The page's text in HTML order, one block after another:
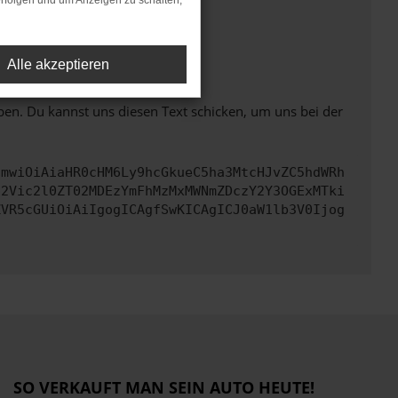
unterstützt werden.
Du kannst uns diesen Text schicken, um uns bei der
SO VERKAUFT MAN SEIN AUTO HEUTE!
Alle akzeptieren